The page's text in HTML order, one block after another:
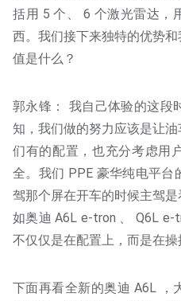
括用 5 个、 6 个激光雷达，
西。我们接下来独特的优势
值是什么？
郭永锋： 我自己体验的这段
知，我们做的努力应该是让
们有的配置，也充分考虑用
全。我们 PPE 豪华纯电平台
驾那个屏在开车的时候主驾
如奥迪 A6L e-tron 、 Q6L
不仅仅是在配置上，而是在操
下面再看全新的奥迪 A6L ，